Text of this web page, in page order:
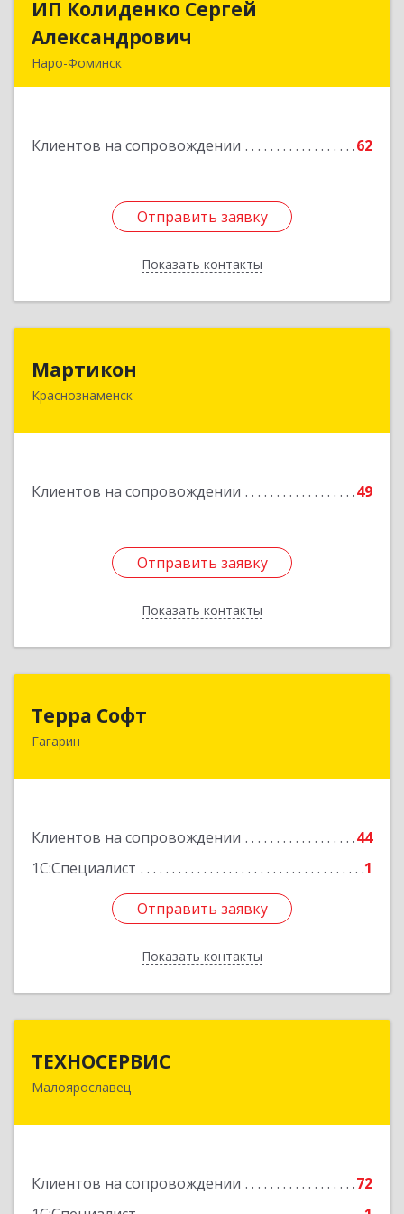
ИП Колиденко Сергей
Александрович
Наро-Фоминск
Клиентов на сопровождении 62
Отправить заявку
Показать контакты
ИП Колиденко Сергей
Отправить заявку
Назад
Мартикон
Краснознаменск
Клиентов на сопровождении 49
Отправить заявку
Показать контакты
143090, Московская обл, Краснознаменск г,
Отправить заявку
Назад
Терра Софт
Гагарин
Клиентов на сопровождении
44
1С:Специалист
1
Отправить заявку
Показать контакты
215010, Смоленская обл, Гагарин г, Ленина ул,
Отправить заявку
Назад
ТЕХНОСЕРВИС
Малоярославец
Клиентов на сопровождении
72
249094, Калужская обл, Малоярославецкий р-н,